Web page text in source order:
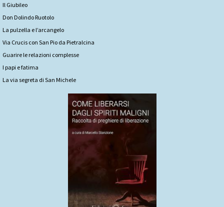
Il Giubileo
Don Dolindo Ruotolo
La pulzella e l’arcangelo
Via Crucis con San Pio da Pietralcina
Guarire le relazioni complesse
I papi e fatima
La via segreta di San Michele